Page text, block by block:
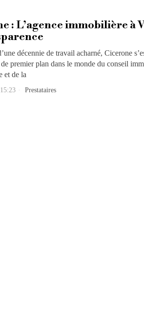
: L’agence immobilière à
décennie de travail acharné, Cicerone
premier plan dans le monde du conseil
et de la
Prestataires